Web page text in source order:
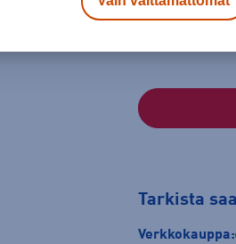
Kokotaulukko
Tarkista
Verkkokauppa: